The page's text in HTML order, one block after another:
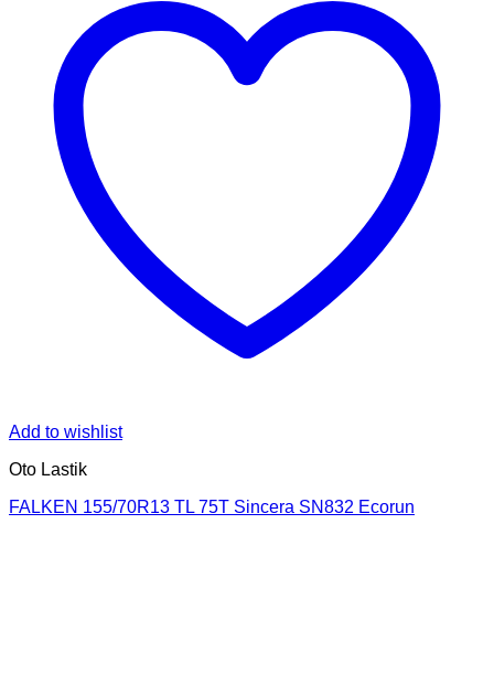
Add to wishlist
Oto Lastik
FALKEN 155/70R13 TL 75T Sincera SN832 Ecorun